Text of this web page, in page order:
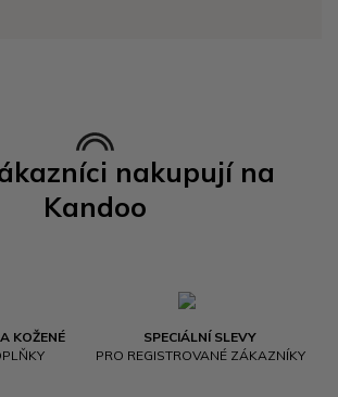
nakupují na
Kandoo
KOŽENÉ
SPECIÁLNÍ SLEVY
PRO REGISTROVANÉ ZÁKAZNÍKY